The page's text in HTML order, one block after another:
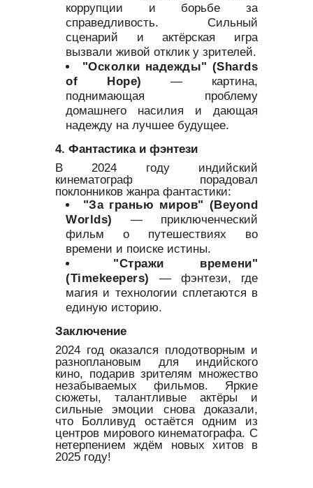
коррупции и борьбе за
справедливость. Сильный
сценарий и актёрская игра
вызвали живой отклик у зрителей.
"Осколки надежды" (Shards
of Hope) — картина,
поднимающая проблему
домашнего насилия и дающая
надежду на лучшее будущее.
4. Фантастика и фэнтези
В 2024 году индийский
кинематограф порадовал
поклонников жанра фантастики:
"За гранью миров" (Beyond
Worlds) — приключенческий
фильм о путешествиях во
времени и поиске истины.
"Стражи времени"
(Timekeepers) — фэнтези, где
магия и технологии сплетаются в
единую историю.
Заключение
2024 год оказался плодотворным и
разноплановым для индийского
кино, подарив зрителям множество
незабываемых фильмов. Яркие
сюжеты, талантливые актёры и
сильные эмоции снова доказали,
что Болливуд остаётся одним из
центров мирового кинематографа. С
нетерпением ждём новых хитов в
2025 году!